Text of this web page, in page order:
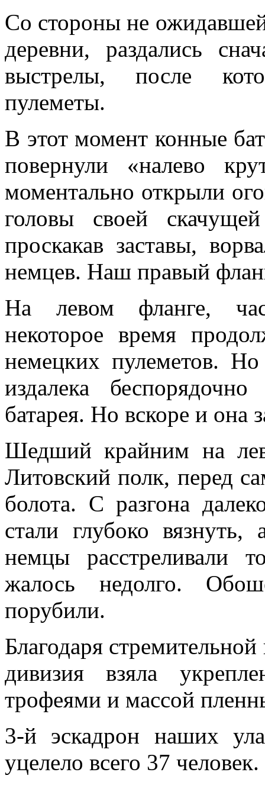
Со стороны не
деревни, раздались
выстрелы, после
пулеметы.
В этот момент конные
повернули «налево
моментально открыли
головы своей
проскакав заставы,
немцев. Наш правый
На левом фланге,
некоторое время
немецких пулеметов.
издалека
батарея. Но вскоре и она
Шедший крайним на
Литовский полк, перед
болота. С разгона
стали глубоко
немцы расстреливали
жалось недолго.
порубили.
Благодаря
дивизия взяла
трофеями и массой
3-й эскадрон наших
уцелело всего 37 человек.